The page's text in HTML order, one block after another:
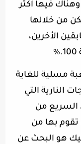
فيها اكثر
من خلالها
الأخرين،
%.
مسلية للغاية
النارية التي
السريع من
تقوم بها من
هو البحث عن